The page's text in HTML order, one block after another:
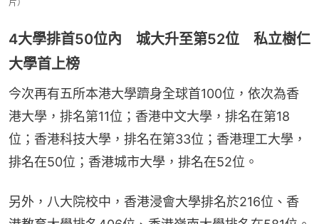
片）
4大學排首50位內 城大升至第52位 私立樹仁
大學首上榜
今次再有五所本港大學躋身全球首100位，依次為香
港大學，排名第11位；香港中文大學，排名在第18
位；香港科技大學，排名在第33位；香港理工大學，
排名在50位；香港城市大學，排名在52位。
另外，八大院校中，香港浸會大學排名於216位、香